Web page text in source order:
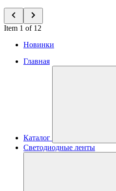
Item 1 of 12
Новинки
Главная
Каталог
Светодиодные ленты